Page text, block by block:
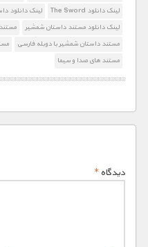
لینک دانلود The Sword
لینک دانلود
لینک دانلود مستند داستان شمشیر
مستند The Sword صدا و سیما
مستند داستان شمشیر با دوبله فارسی
مستند های صدا و سیما
دیدگاه*